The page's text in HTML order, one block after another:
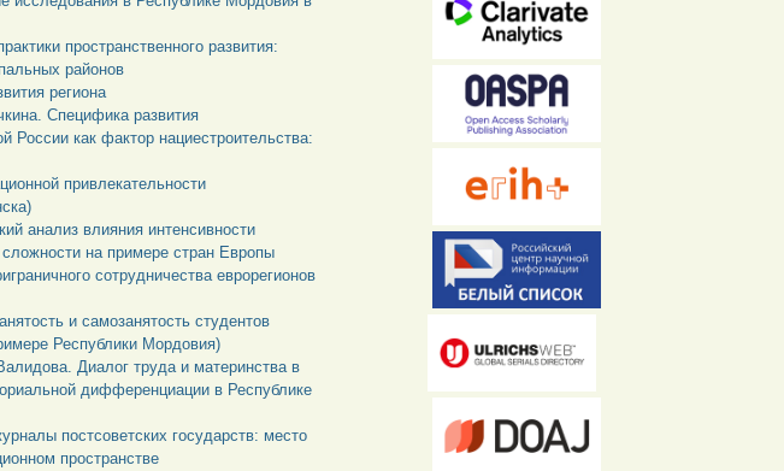
пространственного развития:
районов
региона
Специфика развития
России как фактор нациестроительства:
привлекательности
анализ влияния интенсивности
сложности на примере стран Европы
сотрудничества еврорегионов
и самозанятость студентов
Республики Мордовия)
Диалог труда и материнства в
дифференциации в Республике
постсоветских государств: место
пространстве